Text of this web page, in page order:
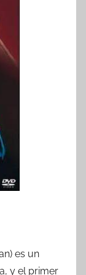
r
es un
y el primer